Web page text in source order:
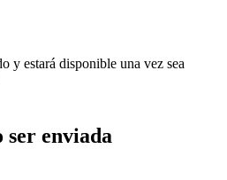
y estará disponible una vez sea
ser enviada